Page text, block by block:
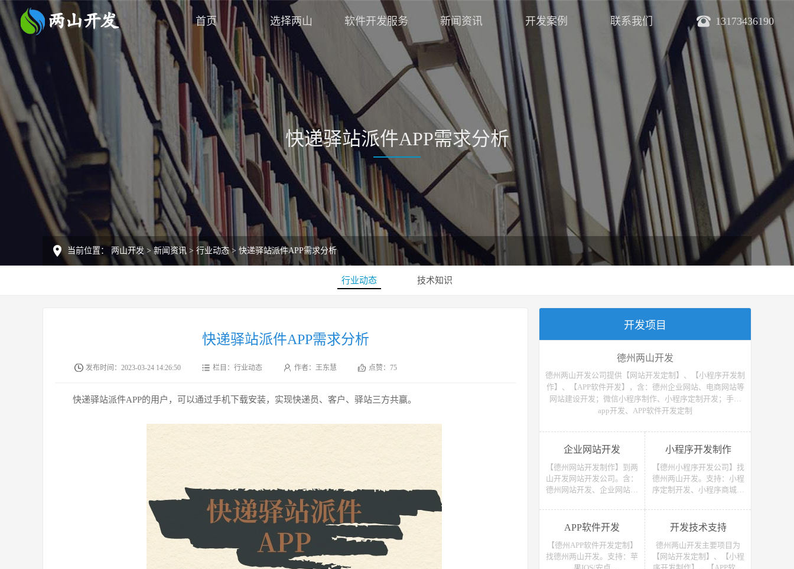
13173436190
首页 选择两山 软件开发服务 新闻资讯 开发案例 联系我们
快递驿站派件APP需求分析
当前位置： 两山开发 >新闻资讯 > 行业动态> 快递驿站派件APP需求分析
行业动态 技术知识
快递驿站派件APP需求分析
发布时间：2023-03-24 14:26:50 栏目：行业动态 作者：王东慧 点赞： 75
快递驿站派件APP的用户，可以通过手机下载安装，实现快递员、客户、驿站三方共赢。
开发项目
德州两山开发
德州两山开发公司提供【网站开发定制】、【小程序开发制
作】、【APP软件开发】，含：德州企业网站、电商网站等
网站建设开发；微信小程序制作、小程序定制开发；手机
app开发、APP软件开发定制
企业网站开发
【德州网站开发制作】到两
山开发网站开发公司。含：
德州网站开发、企业网站开
务网站开发、网上商城网站
开发、网站建设开发等，网
站开发报价请联系我们
小程序开发制作
【德州小程序开发公司】找
德州两山开发。支持：小程
序定制开发、小程序商城开
音）小程序开发制作。获取
小程序开发教程、小程序开
发报价请联系我们
APP软件开发
【德州APP软件开发定制】
找德州两山开发。支持：苹
开发技术支持
德州两山开发主要项目为
【网站开发定制】、【小程